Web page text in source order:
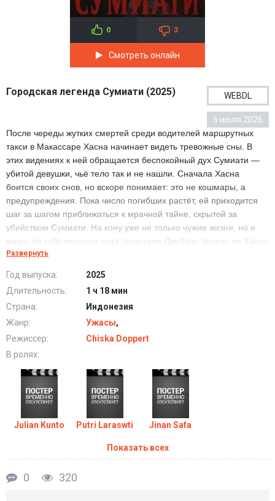
0 3
Смотреть онлайн
Городская легенда Сумиати (2025) WEBDL
6 июля 2026
После череды жутких смертей среди водителей маршрутных
такси в Макассаре Хасна начинает видеть тревожные сны. В
этих видениях к ней обращается беспокойный дух Сумиати —
убитой девушки, чьё тело так и не нашли. Сначала Хасна
боится своих снов, но вскоре понимает: это не кошмары, а
предупреждения. Пока число погибших растёт, ей приходится
шаг за шагом приближаться к мрачной тайне, скрытой за
убийством Сумиати. На кону уже не только чужие жизни, но и
жизнь её собственного отца, водителя Джуфри. Успеет ли Хасна
раскрыть правду, пока смерть не пришла за самым близким
Городская легенда Сумиати (2025) в хорошем
качестве HD
Развернуть
Год выпуска:
2025
Длительность:
1 ч 18 мин
Страна:
Индонезия
Жанр:
Ужасы,
Режиссер:
Chiska Doppert
В ролях:
Julian Kunto Putri Laraswti Jinan Safa
Показать всех
0 320